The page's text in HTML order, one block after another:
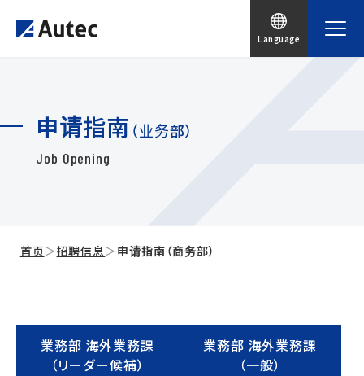
Language
申请指南 （业务部）
Job Opening
首页＞招聘信息 ＞ 申请指南（商务部）
業務部 海外業務課
（リーダー候補）
業務部 海外業務課
（一般）